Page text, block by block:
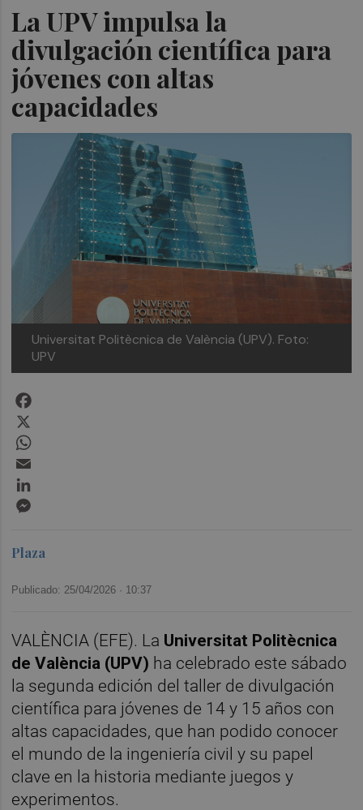
La UPV impulsa la
divulgación científica para
jóvenes con altas
capacidades
Universitat Politècnica de València (UPV). Foto:
UPV
Plaza
Publicado: 25/04/2026 · 10:37
VALÈNCIA (EFE). La Universitat Politècnica
de València (UPV) ha celebrado este sábado
la segunda edición del taller de divulgación
científica para jóvenes de 14 y 15 años con
altas capacidades, que han podido conocer
el mundo de la ingeniería civil y su papel
clave en la historia mediante juegos y
experimentos.